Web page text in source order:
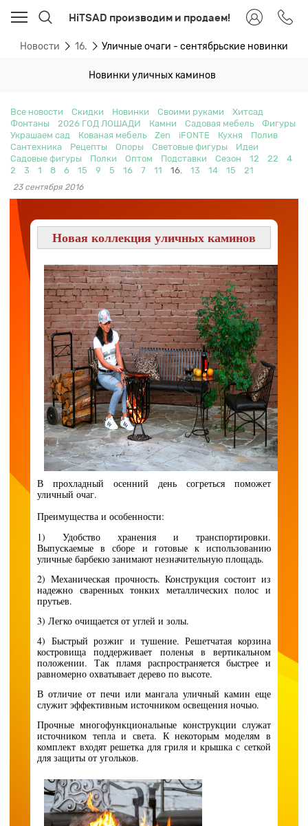
HiTSAD производим и продаем!
Новости 16. Уличные очаги - сентябрьские новинки
Новинки уличных каминов
Все новости Скидки Новинки Своими руками
Хитсад
Фонтаны
2026 ГОД ЛОШАДИ Камни Садовая мебель
Фигуры
Украшаем сад
Кованая мебель Zen iFONTE Кухня
Полив
Сантехника
Рецепты Опоры Световые фигуры
Идеи
Садовые фигуры
Полки Оптом Подставки Сезон 12 22
4
2
3 1 8 6 15 9 5 16 7 11 16. 13 14 15 21
23 сентября 2016
Новая коллекция уличных каминов
В прохладный осенний день согреться поможет
уличный очаг.
Преимущества и особенности:
1) Удобство хранения и транспортировки.
Выпускаемые в сборе и готовые к использованию
уличные барбекю занимают незначительную площадь.
2) Механическая прочность. Конструкция состоит из
надежно сваренных тонких металлических полос и
прутьев.
3) Легко очищается от углей и золы.
4) Быстрый розжиг и тушение. Решетчатая корзина
костровища поддерживает поленья в вертикальном
положении. Так пламя распространяется быстрее и
равномерно охватывает дерево по высоте.
В отличие от печи или мангала уличный камин еще
служит эффективным источником освещения ночью.
Прочные многофункциональные конструкции служат
источником тепла и света. К некоторым моделям в
комплект входят решетка для гриля и крышка с сеткой
для защиты от угольков.